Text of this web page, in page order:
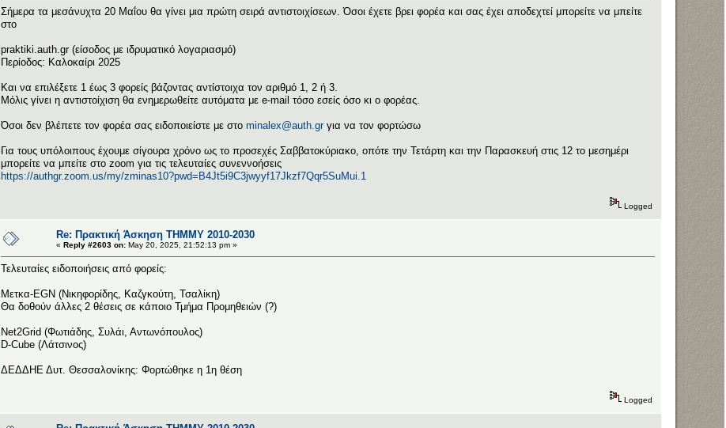
Σήμερα τα μεσάνυχτα 20 Μαΐου θα γίνει μια πρώτη σειρά αντιστοιχίσεων. Όσοι έχετε βρει φορέα και σας έχει αποδεχτεί μπορείτε να μπείτε
στο
praktiki.auth.gr (είσοδος με ιδρυματικό λογαριασμό)
Περίοδος: Καλοκαίρι 2025
Και να επιλέξετε 1 έως 3 φορείς βάζοντας αντίστοιχα τον αριθμό 1, 2 ή 3.
Μόλις γίνει η αντιστοίχιση θα ενημερωθείτε αυτόματα με e-mail τόσο εσείς όσο κι ο φορέας.
Όσοι δεν βλέπετε τον φορέα σας ειδοποιείστε με στο minalex@auth.grγια να τον φορτώσω
Για τους υπόλοιπους έχουμε σίγουρα χρόνο ως το προσεχές Σαββατοκύριακο, οπότε την Τετάρτη και την Παρασκευή στις 12 το μεσημέρι
μπορείτε να μπείτε στο zoom για τις τελευταίες συνεννοήσεις
https://authgr.zoom.us/my/zminas10?pwd=B4Jt5i9C3jwyyf17Jkzf7Qqr5SuMui.1
Logged
Re: Πρακτική Άσκηση ΤΗΜΜΥ 2010-2030
« Reply #2603 on: May 20, 2025, 21:52:13 pm »
Τελευταίες ειδοποιήσεις από φορείς:
Μετκα-EGN (Νικηφορίδης, Καζγκούτη, Τσαλίκη)
Θα δοθούν άλλες 2 θέσεις σε κάποιο Τμήμα Προμηθειών (?)
Net2Grid (Φωτιάδης, Συλάι, Αντωνόπουλος)
D-Cube (Λάτσινος)
ΔΕΔΔΗΕ Δυτ. Θεσσαλονίκης: Φορτώθηκε η 1η θέση
Logged